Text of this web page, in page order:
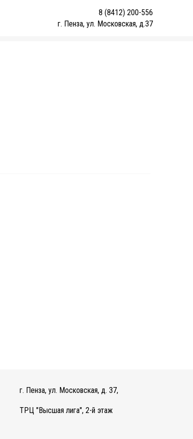
8 (8412) 200-556
г. Пенза, ул. Московская, д.37
г. Пенза, ул. Московская, д. 37,
ТРЦ "Высшая лига", 2-й этаж